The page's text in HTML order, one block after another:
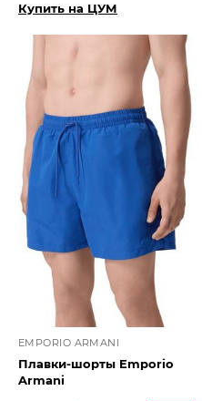
Купить на ЦУМ
EMPORIO ARMANI
Плавки-шорты Emporio
Armani